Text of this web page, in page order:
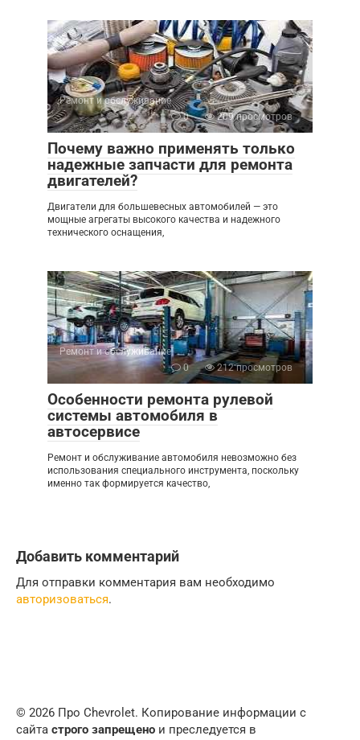
Ремонт и обслуживание
0
209 просмотров
Почему важно применять только
надежные запчасти для ремонта
двигателей?
Двигатели для большевесных автомобилей — это
мощные агрегаты высокого качества и надежного
технического оснащения,
Ремонт и обслуживание
0
212 просмотров
Особенности ремонта рулевой
системы автомобиля в
автосервисе
Ремонт и обслуживание автомобиля невозможно без
использования специального инструмента, поскольку
именно так формируется качество,
Добавить комментарий
Для отправки комментария вам необходимо
авторизоваться.
© 2026 Про Chevrolet. Копирование информации с
сайта строго запрещено и преследуется в